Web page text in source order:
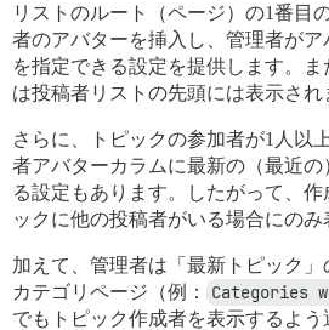
リストのルート（ページ）の1番目
者のアバターを挿入し、管理者が
を指定できる設定を提供します。
は投稿者リストの先頭には表示され
さらに、トピックの参加者が1人以
者アバターカラムに最新の（最近
る設定もあります。したがって、
ックに他の投稿者がいる場合にのみ
加えて、管理者は「最新トピック
カテゴリページ（例：
Categories
でもトピック作成者を表示するよ